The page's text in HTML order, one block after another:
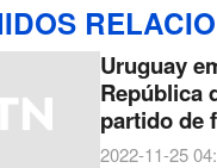
Uruguay
República
partido de
de Copa
2022-11-25